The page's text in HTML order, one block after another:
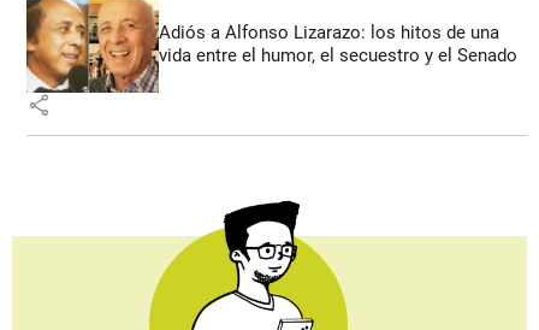
Adiós a Alfonso Lizarazo: los hitos de una
vida entre el humor, el secuestro y el Senado
share